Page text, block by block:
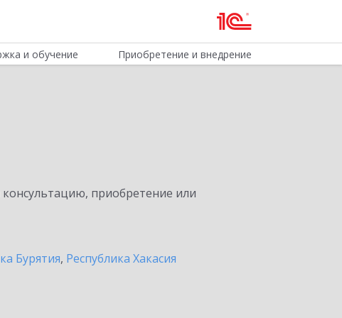
и обучение Приобретение и внедрение
приобретение или
Бурятия, Республика Хакасия